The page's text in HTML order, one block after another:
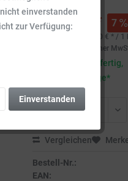
11,99 € * 7
0.1 kg (119,90 € * / 1
Preise inkl. gesetzlicher
Sofort versandfertig,
Lieferzeit 3-5 Tage*
Vergleichen
Bestell-Nr.:
EAN:
einverstanden
zur Verfügung:
Einverstanden